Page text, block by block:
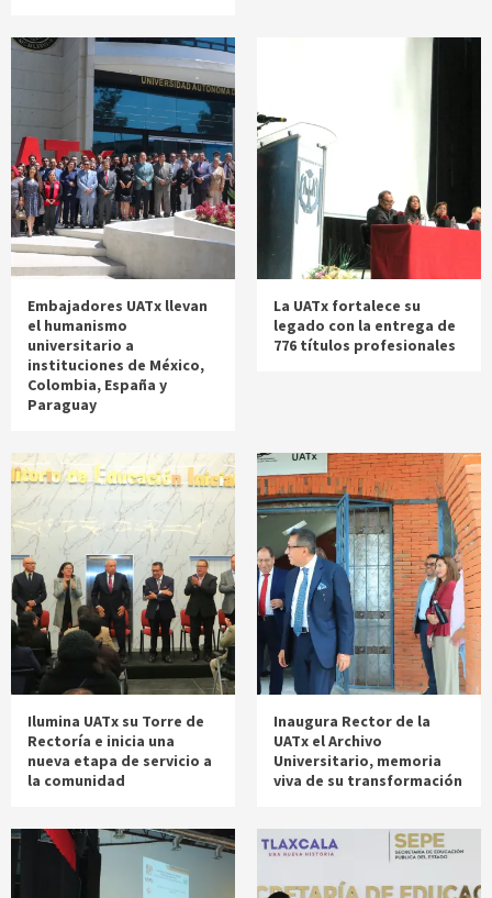
Embajadores UATx llevan
el humanismo
universitario a
instituciones de México,
Colombia, España y
Paraguay
La UATx fortalece su
legado con la entrega de
776 títulos profesionales
Ilumina UATx su Torre de
Rectoría e inicia una
nueva etapa de servicio a
la comunidad
Inaugura Rector de la
UATx el Archivo
Universitario, memoria
viva de su transformación